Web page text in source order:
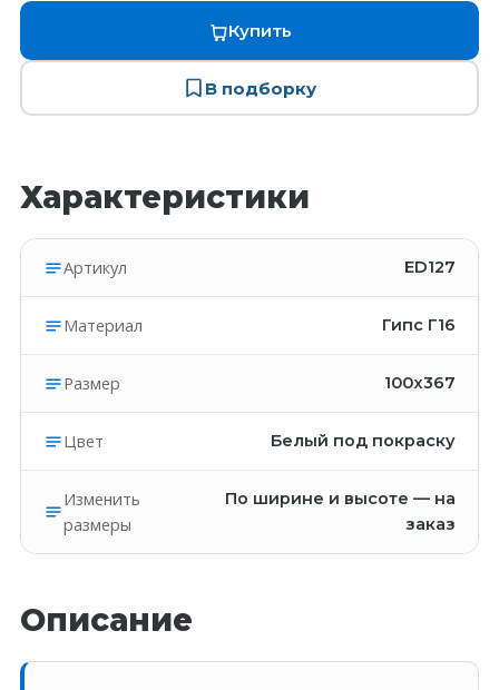
Купить
В подборку
Характеристики
Артикул ED127
Материал Гипс Г16
Размер 100x367
Цвет Белый под покраску
Изменить
размеры
По ширине и высоте — на
заказ
Описание